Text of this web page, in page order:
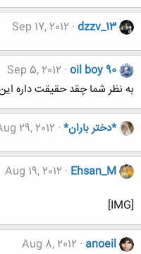
dzzv_13
Sep 17, 2012
oil boy 90
Sep 5, 2012
به نظر شما چقد حقیقت داره
*دختر باران* 29, 2012
Ehsan_M
Aug 19, 2012
[IMG]
anoeil
Aug 8, 2012